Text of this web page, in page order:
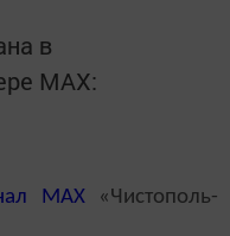
в
MАХ:
MAX«Чистополь-